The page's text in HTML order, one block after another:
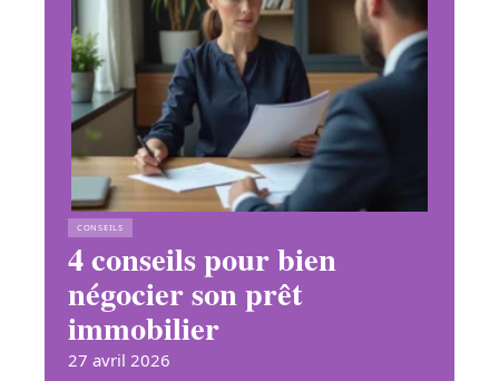
CONSEILS
4 conseils pour bien
négocier son prêt
immobilier
27 avril 2026